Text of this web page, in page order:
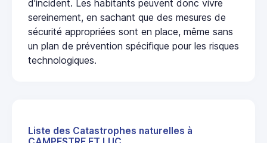
d'incident. Les habitants peuvent donc vivre
sereinement, en sachant que des mesures de
sécurité appropriées sont en place, même sans
un plan de prévention spécifique pour les risques
technologiques.
Liste des Catastrophes naturelles à